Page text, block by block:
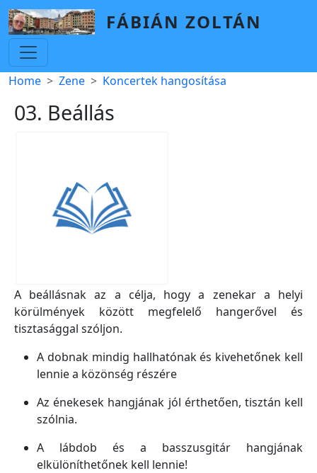
Skip to main content
FÁBIÁN ZOLTÁN
Breadcrumb
Home Zene Koncertek hangosítása
03. Beállás
A beállásnak az a célja, hogy a zenekar a helyi
körülmények között megfelelő hangerővel és
tisztasággal szóljon.
A dobnak mindig hallhatónak és kivehetőnek kell
lennie a közönség részére
Az énekesek hangjának jól érthetően, tisztán kell
szólnia.
A lábdob és a basszusgitár hangjának
elkülöníthetőnek kell lennie!